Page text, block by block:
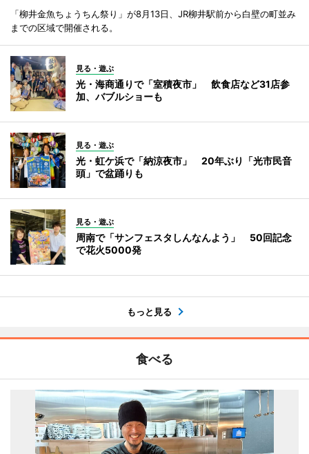
「柳井金魚ちょうちん祭り」が8月13日、JR柳井駅前から白壁の町並み
までの区域で開催される。
見る・遊ぶ
光・海商通りで「室積夜市」 飲食店など31店参
加、バブルショーも
見る・遊ぶ
光・虹ケ浜で「納涼夜市」 20年ぶり「光市民音
頭」で盆踊りも
見る・遊ぶ
周南で「サンフェスタしんなんよう」 50回記念
で花火5000発
もっと見る
食べる